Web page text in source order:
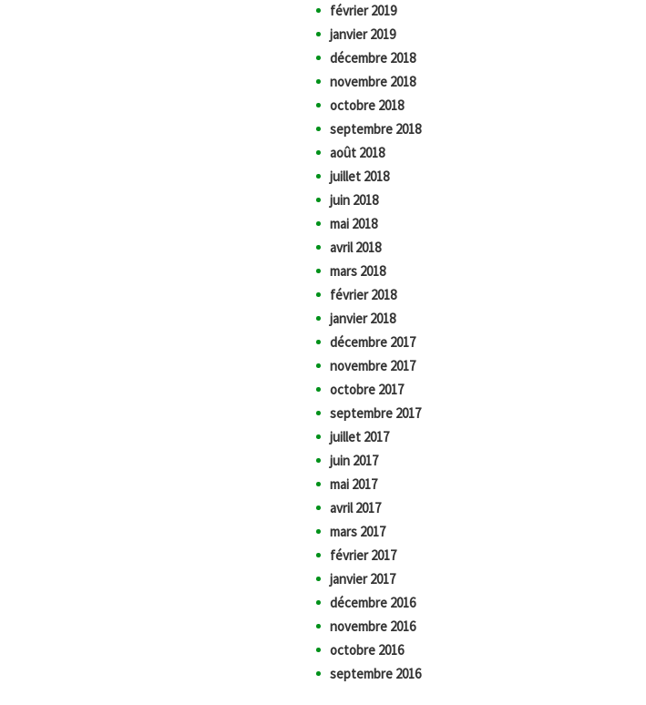
février 2019
janvier 2019
décembre 2018
novembre 2018
octobre 2018
septembre 2018
août 2018
juillet 2018
juin 2018
mai 2018
avril 2018
mars 2018
février 2018
janvier 2018
décembre 2017
novembre 2017
octobre 2017
septembre 2017
juillet 2017
juin 2017
mai 2017
avril 2017
mars 2017
février 2017
janvier 2017
décembre 2016
novembre 2016
octobre 2016
septembre 2016